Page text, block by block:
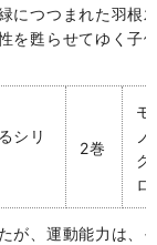
につつまれた羽根
を甦らせてゆく子
シリ
2巻
モ
ノ
ク
ロ
が、運動能力は、